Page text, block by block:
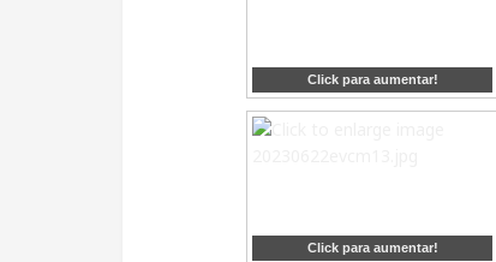
Click para aumentar!
Click para aumentar!